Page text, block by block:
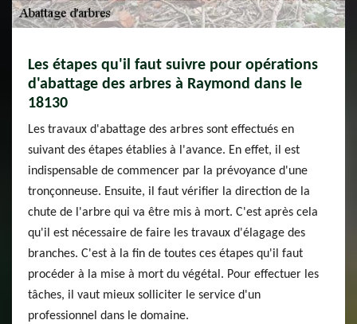
Les étapes qu'il faut suivre pour opérations
d'abattage des arbres à Raymond dans le
18130
Les travaux d'abattage des arbres sont effectués en
suivant des étapes établies à l'avance. En effet, il est
indispensable de commencer par la prévoyance d'une
tronçonneuse. Ensuite, il faut vérifier la direction de la
chute de l'arbre qui va être mis à mort. C'est après cela
qu'il est nécessaire de faire les travaux d'élagage des
branches. C'est à la fin de toutes ces étapes qu'il faut
procéder à la mise à mort du végétal. Pour effectuer les
tâches, il vaut mieux solliciter le service d'un
professionnel dans le domaine.